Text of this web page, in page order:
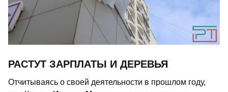
РАСТУТ ЗАРПЛАТЫ И ДЕРЕВЬЯ
Отчитываясь о своей деятельности в прошлом году,